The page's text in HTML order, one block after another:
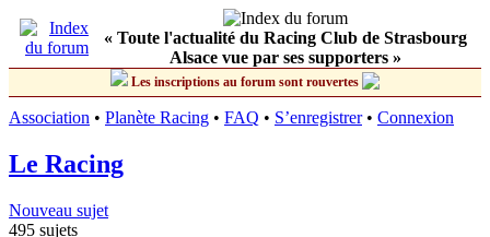
« Toute l'actualité du Racing Club de Strasbourg
Alsace vue par ses supporters »
Les inscriptions au forum sont rouvertes
Association • Planète Racing • FAQ • S’enregistrer• Connexion
Le Racing
Nouveau sujet
495 sujets